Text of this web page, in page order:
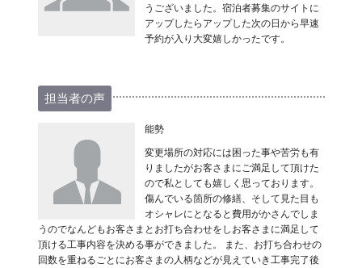
うございました。宿泊者募集のサイトに
アップしたらアップした次の日から早速
予約が入り大変嬉しかったです。
担当者の声
能勢
変更場所の対応には困った事や苦労も有
りましたがお客さまにご満足して頂けた
ので私としても嬉しく思っております。
傷んでいる箇所の修繕、そして見た目も
オシャレにとなると費用がかさんでしま
うのでなんどもお客さまとお打ち合わせをしお客さまに満足して
頂ける工事内容を決める事ができました。 また、お打ち合わせの
回数を重ねるごとにお客さまの人柄などが見えていき工事完了後